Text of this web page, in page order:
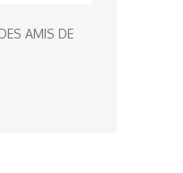
AMIS DE